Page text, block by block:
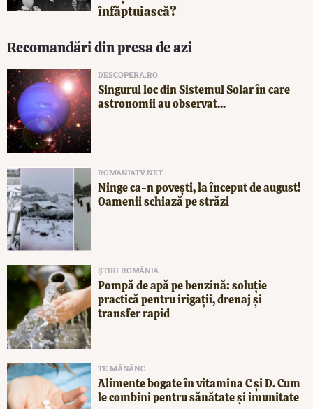
înfăptuiască?
Recomandări din presa de azi
DESCOPERA.RO
Singurul loc din Sistemul Solar în care
astronomii au observat...
ROMANIATV.NET
Ninge ca-n povești, la început de august!
Oamenii schiază pe străzi
ȘTIRI ROMÂNIA
Pompă de apă pe benzină: soluție
practică pentru irigații, drenaj și
transfer rapid
TE MĂNÂNC
Alimente bogate în vitamina C și D. Cum
le combini pentru sănătate și imunitate